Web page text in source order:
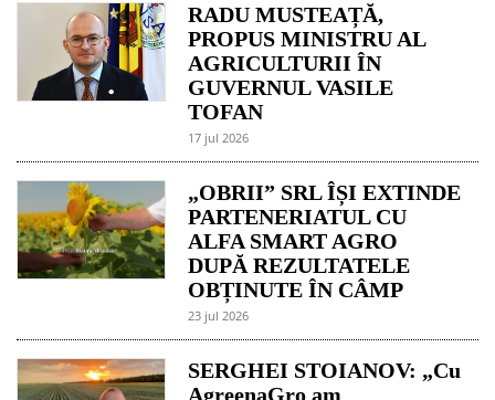
RADU MUSTEAȚĂ,
PROPUS MINISTRU AL
AGRICULTURII ÎN
GUVERNUL VASILE
TOFAN
17 jul 2026
„OBRII” SRL ÎȘI EXTINDE
PARTENERIATUL CU
ALFA SMART AGRO
DUPĂ REZULTATELE
OBȚINUTE ÎN CÂMP
23 jul 2026
SERGHEI STOIANOV: „Cu
AgreenaGro am